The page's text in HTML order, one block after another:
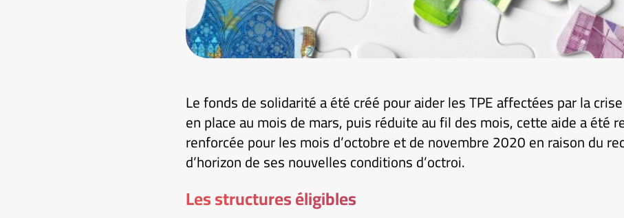
Le fonds de solidarité a été créé pour aider les TPE affectées par la
en place au mois de mars, puis réduite au fil des mois, cette aide a été
renforcée pour les mois d’octobre et de novembre 2020 en raison du
d’horizon de ses nouvelles conditions d’octroi.
Les structures éligibles